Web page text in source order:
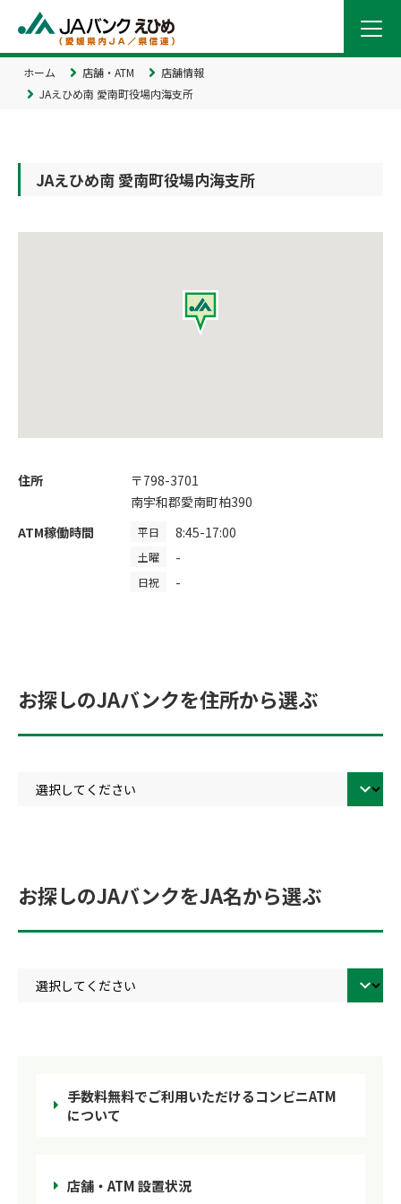
ホーム 店舗・ATM
店舗情報
JAえひめ南 愛南町役場内海支所
JAえひめ南 愛南町役場内海支所
住所
〒798-3701
南宇和郡愛南町柏390
ATM稼働時間
平日 8:45-17:00
土曜 -
日祝 -
お探しのJAバンクを住所から選ぶ
お探しのJAバンクをJA名から選ぶ
手数料無料でご利用いただけるコンビニATM
について
店舗・ATM 設置状況